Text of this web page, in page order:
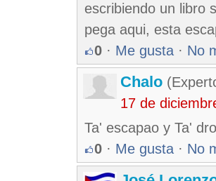
escribiendo un libro
pega aqui, esta
0 · Me gusta · No
Chalo
17 de
Ta' escapao y Ta'
0 · Me gusta · No